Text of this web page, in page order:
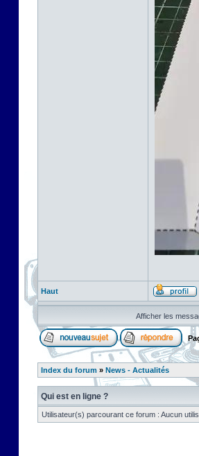
Haut
Afficher les
Index du forum » News - Actualités
Qui est en ligne ?
Utilisateur(s) parcourant ce forum : Aucun